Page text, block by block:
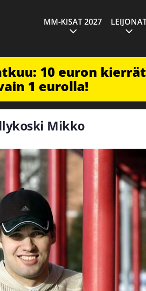
MM-KISAT 2027
10 euron
1 eurolla!
Mikko